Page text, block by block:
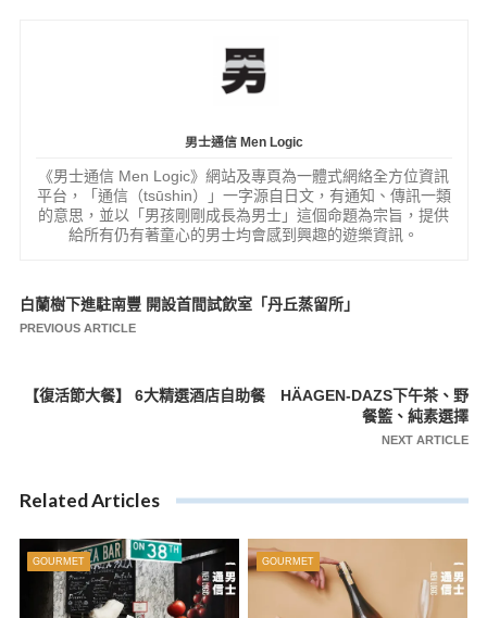
男士通信 Men Logic
《男士通信 Men Logic》網站及專頁為一體式網絡全方位資訊
平台，「通信（tsūshin）」一字源自日文，有通知、傳訊一類
的意思，並以「男孩剛剛成長為男士」這個命題為宗旨，提供
給所有仍有著童心的男士均會感到興趣的遊樂資訊。
文
導
覽
白蘭樹下進駐南豐 開設首間試飲室「丹丘蒸留所」
PREVIOUS ARTICLE
【復活節大餐】 6大精選酒店自助餐 HÄAGEN-DAZS下午茶、野
餐籃、純素選擇
NEXT ARTICLE
Related Articles
GOURMET GOURMET